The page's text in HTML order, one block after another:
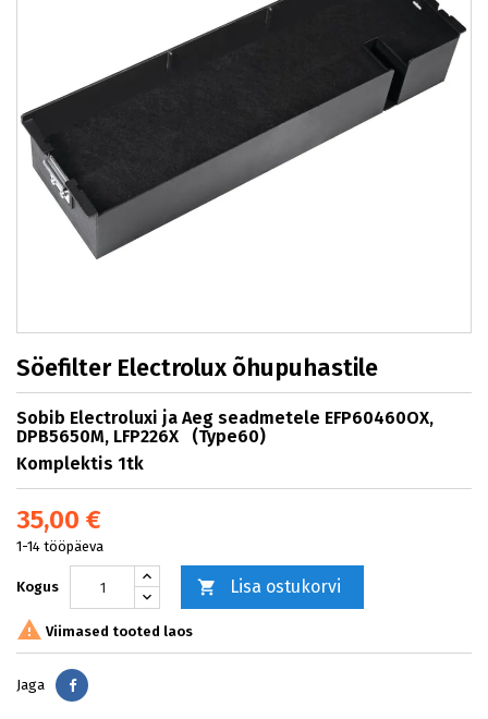
Söefilter Electrolux õhupuhastile
Sobib Electroluxi ja Aeg seadmetele EFP60460OX,
DPB5650M, LFP226X (Type60)
Komplektis 1tk
35,00 €
1-14 tööpäeva
Kogus  Lisa ostukorvi
 Viimased tooted laos
Jaga Jaga